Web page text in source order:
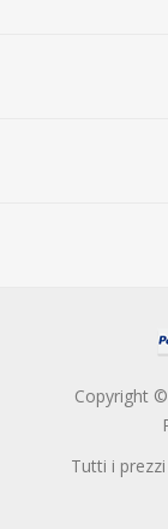
Copyright
Tutti i